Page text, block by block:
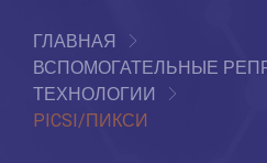
ГЛАВНАЯ
ВСПОМОГАТЕЛЬНЫЕ
ТЕХНОЛОГИИ
PICSI/ПИКСИ